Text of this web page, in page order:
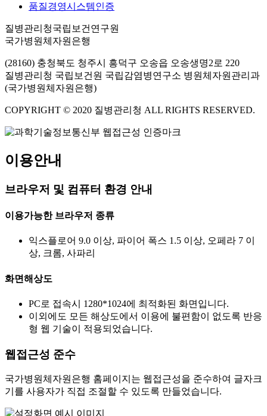
품질경영시스템인증
질병관리청국립보건연구원
국가병원체자원은행
(28160) 충청북도 청주시 흥덕구 오송읍 오송생명2로 220
질병관리청 국립보건원 국립감염병연구소 병원체자원관리과
(국가병원체자원은행)
COPYRIGHT © 2020 질병관리청 ALL RIGHTS RESERVED.
이용안내
브라우저 및 컴퓨터 환경 안내
이용가능한 브라우저 종류
익스플로어 9.0 이상, 파이어 폭스 1.5 이상, 오페라 7 이
상, 크롬, 사파리
화면해상도
PC로 접속시 1280*1024에 최적화된 화면입니다.
이외에도 모든 해상도에서 이용에 불편함이 없도록 반응
형 웹 기술이 적용되었습니다.
웹접근성 준수
국가병원체자원은행 홈페이지는 웹접근성을 준수하여 글자크
기를 사용자가 직접 조절할 수 있도록 만들었습니다.